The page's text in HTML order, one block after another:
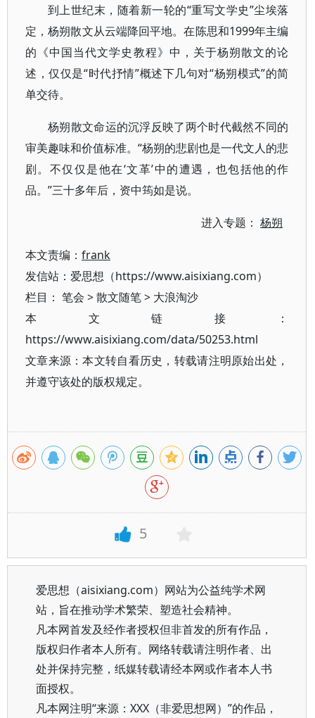
到上世纪末，随着新一轮的“重写文学史”尘埃落
定，杨朔散文从云端降回平地。在陈思和1999年主编
的《中国当代文学史教程》中，关于杨朔散文的论
述，仅仅是“时代抒情”概述下几句对“杨朔模式”的简
单交待。
杨朔散文命运的沉浮反映了两个时代截然不同的
审美趣味和价值标准。“杨朔的悲剧也是一代文人的悲
剧。不仅仅是他在‘文革’中的遭遇，也包括他的作
品。”三十多年后，资中筠如是说。
进入专题：杨朔
本文责编： frank
发信站：爱思想（https://www.aisixiang.com）
栏目： 笔会 >散文随笔> 大浪淘沙
本文链接：
https://www.aisixiang.com/data/50253.html
文章来源：本文转自看历史，转载请注明原始出处，
并遵守该处的版权规定。
5
爱思想（aisixiang.com）网站为公益纯学术网
站，旨在推动学术繁荣、塑造社会精神。
凡本网首发及经作者授权但非首发的所有作品，
版权归作者本人所有。网络转载请注明作者、出
处并保持完整，纸媒转载请经本网或作者本人书
面授权。
凡本网注明“来源：XXX（非爱思想网）”的作品，